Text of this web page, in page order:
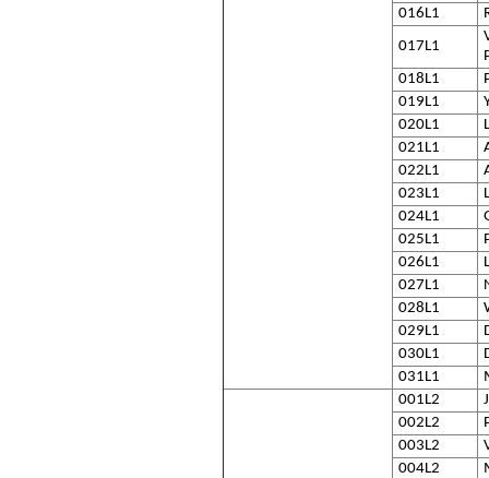
016L1
017L1
018L1
019L1
020L1
021L1
022L1
023L1
024L1
025L1
026L1
027L1
028L1
029L1
030L1
031L1
001L2
002L2
003L2
004L2